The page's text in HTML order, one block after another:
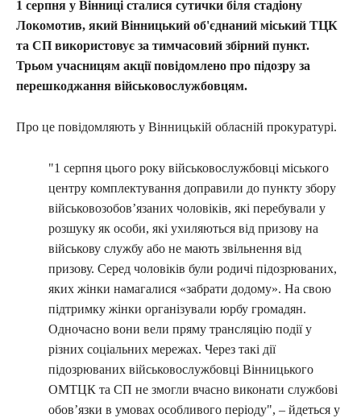
1 серпня у Вінниці сталися сутички біля стадіону
Локомотив, який Вінницький об'єднаний міський ТЦК
та СП використовує за тимчасовий збірний пункт.
Трьом учасницям акції повідомлено про підозру за
перешкоджання військовослужбовцям.
Про це повідомляють у Вінницькій обласній прокуратурі.
"1 серпня цього року військовослужбовці міського
центру комплектування доправили до пункту збору
військовозобов’язаних чоловіків, які перебували у
розшуку як особи, які ухиляються від призову на
військову службу або не мають звільнення від
призову. Серед чоловіків були родичі підозрюваних,
яких жінки намагалися «забрати додому». На свою
підтримку жінки організували юрбу громадян.
Одночасно вони вели пряму трансляцію події у
різних соціальних мережах. Через такі дії
підозрюваних військовослужбовці Вінницького
ОМТЦК та СП не змогли вчасно виконати службові
обов’язки в умовах особливого періоду", – йдеться у